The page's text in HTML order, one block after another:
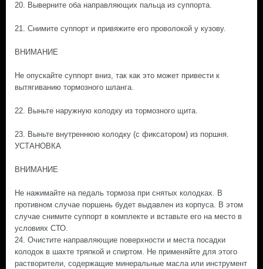
20. Выверните оба направляющих пальца из суппорта.
21. Снимите суппорт и привяжите его проволокой у кузову.
ВНИМАНИЕ
Не опускайте суппорт вниз, так как это может привести к
вытягиванию тормозного шланга.
22. Выньте наружную колодку из тормозного щита.
23. Выньте внутреннюю колодку (с фиксатором) из поршня.
УСТАНОВКА
ВНИМАНИЕ
Не нажимайте на педаль тормоза при снятых колодках. В
противном случае поршень будет выдавлен из корпуса. В этом
случае снимите суппорт в комплекте и вставьте его на место в
условиях СТО.
24. Очистите направляющие поверхности и места посадки
колодок в шахте тряпкой и спиртом. Не применяйте для этого
растворители, содержащие минеральные масла или инструмент